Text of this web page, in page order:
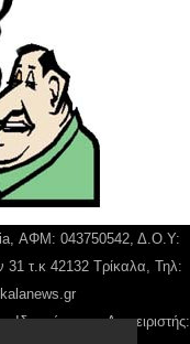
ΑΦΜ: 043750542, Δ.Ο.Υ:
τ.κ 42132 Τρίκαλα, Τηλ:
και Διαχειριστής: